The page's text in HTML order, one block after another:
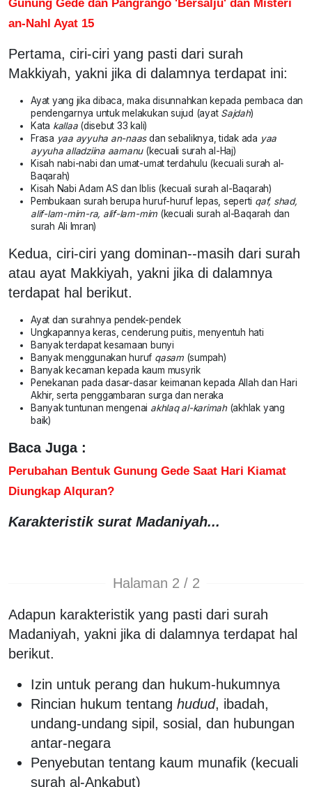
an-Nahl Ayat 15
Pertama, ciri-ciri yang pasti dari surah
Makkiyah, yakni jika di dalamnya terdapat ini:
Ayat yang jika dibaca, maka disunnahkan kepada pembaca dan
pendengarnya untuk melakukan sujud (ayat Sajdah)
Kata kallaa(disebut 33 kali)
Frasa yaa ayyuha an-naasdan sebaliknya, tidak ada yaa
ayyuha alladziina aamanu (kecuali surah al-Haj)
Kisah nabi-nabi dan umat-umat terdahulu (kecuali surah al-
Baqarah)
Kisah Nabi Adam AS dan Iblis (kecuali surah al-Baqarah)
Pembukaan surah berupa huruf-huruf lepas, seperti qaf, shad,
alif-lam-mim-ra, alif-lam-mim (kecuali surah al-Baqarah dan
surah Ali Imran)
Kedua, ciri-ciri yang dominan--masih dari surah
atau ayat Makkiyah, yakni jika di dalamnya
terdapat hal berikut.
Ayat dan surahnya pendek-pendek
Ungkapannya keras, cenderung puitis, menyentuh hati
Banyak terdapat kesamaan bunyi
Banyak menggunakan huruf qasam (sumpah)
Banyak kecaman kepada kaum musyrik
Penekanan pada dasar-dasar keimanan kepada Allah dan Hari
Akhir, serta penggambaran surga dan neraka
Banyak tuntunan mengenai akhlaq al-karimah (akhlak yang
baik)
Baca Juga :
Perubahan Bentuk Gunung Gede Saat Hari Kiamat
Diungkap Alquran?
Karakteristik surat Madaniyah...
Halaman 2 / 2
Adapun karakteristik yang pasti dari surah
Madaniyah, yakni jika di dalamnya terdapat hal
berikut.
Izin untuk perang dan hukum-hukumnya
Rincian hukum tentang hudud, ibadah,
undang-undang sipil, sosial, dan hubungan
antar-negara
Penyebutan tentang kaum munafik (kecuali
surah al-Ankabut)